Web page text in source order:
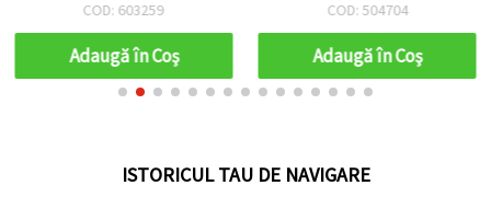
COD: 603259
Adaugă în Coş
COD: 504704
Adaugă în Coş
ISTORICUL TAU DE NAVIGARE